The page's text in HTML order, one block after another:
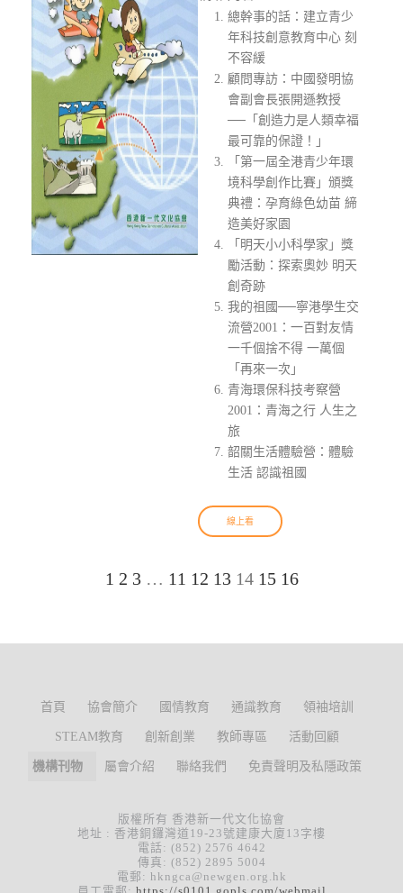
總幹事的話：建立青少
年科技創意教育中心 刻
不容緩
顧問專訪：中國發明協
會副會長張開遜教授
──「創造力是人類幸福
最可靠的保證！」
「第一屆全港青少年環
境科學創作比賽」頒獎
典禮：孕育綠色幼苗 締
造美好家園
「明天小小科學家」獎
勵活動：探索奧妙 明天
創奇跡
我的祖國──寧港學生交
流營2001：一百對友情
一千個捨不得 一萬個
「再來一次」
青海環保科技考察營
2001：青海之行 人生之
旅
韶關生活體驗營：體驗
生活 認識祖國
線上看
1 2 3 … 11 12 13 14 15 16
首頁 協會簡介 國情教育 通識教育 領袖培訓
STEAM教育 創新創業 教師專區 活動回顧
機構刊物 屬會介紹 聯絡我們 免責聲明及私隱政策
版權所有 香港新一代文化協會
地址 : 香港銅鑼灣道19-23號建康大廈13字樓
電話: (852) 2576 4642
傳真: (852) 2895 5004
電郵: hkngca@newgen.org.hk